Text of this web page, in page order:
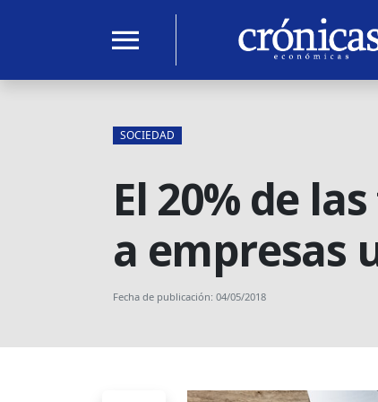
menu
SOCIEDAD
El 20% de
a empresas
Fecha de publicación: 04/05/2018